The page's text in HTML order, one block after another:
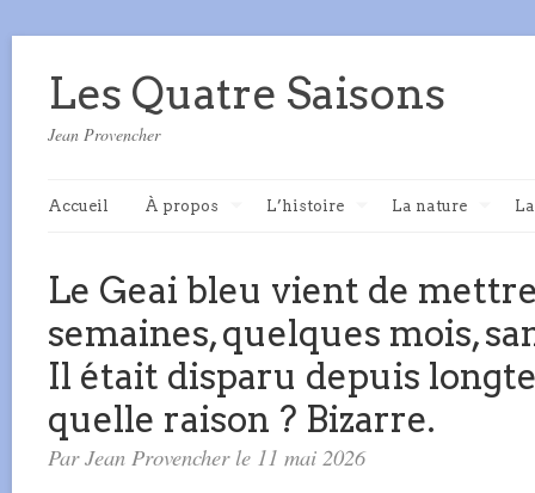
Les Quatre Saisons
Jean Provencher
Accueil À propos L’histoire La nature
Le Geai bleu vient de
semaines, quelques mois,
Il était disparu depuis
quelle raison ? Bizarre.
Par Jean Provencher le 11 mai 2026